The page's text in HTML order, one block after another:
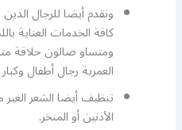
ونقدم أيضا للرجال
كافة الخدمات العناية
ومتساو صالون حلاقة
العمرية رجال أطفال
تنظيف أيضا الشعر
الأذنين أو المنخر.